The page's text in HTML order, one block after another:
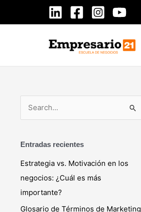
a
r
p
Entradas recientes
Estrategia vs. Motivación en los
negocios: ¿Cuál es más
importante?
Glosario de Términos de Marketing